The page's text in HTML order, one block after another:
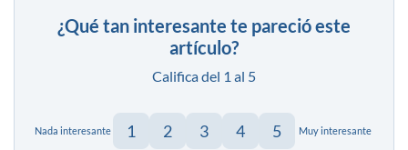
¿Qué tan interesante te pareció este
artículo?
Califica del 1 al 5
Nada interesante 1 2 3 4 5 Muy interesante